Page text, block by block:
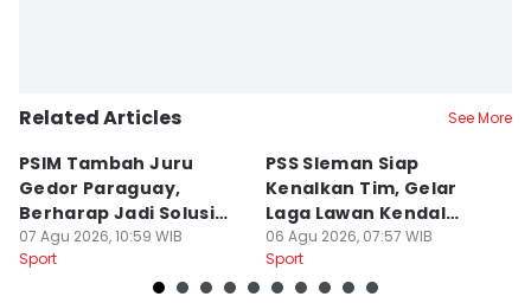
Related Articles See More
PSIM Tambah Juru
Gedor Paraguay,
Berharap Jadi Solusi
Minimnya Pencetak Gol
07 Agu 2026, 10:59 WIB
Sport
PSS Sleman Siap
Kenalkan Tim, Gelar
Laga Lawan Kendal
Tornado FC
06 Agu 2026, 07:57 WIB
Sport